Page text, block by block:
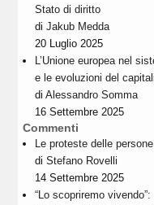
Stato di diritto
diJakub Medda
20 Luglio 2025
L’Unione europea nel
e le evoluzioni del
diAlessandro Somma
16 Settembre 2025
Commenti
Le proteste delle
diStefano Rovelli
14 Settembre 2025
“Lo scopriremo